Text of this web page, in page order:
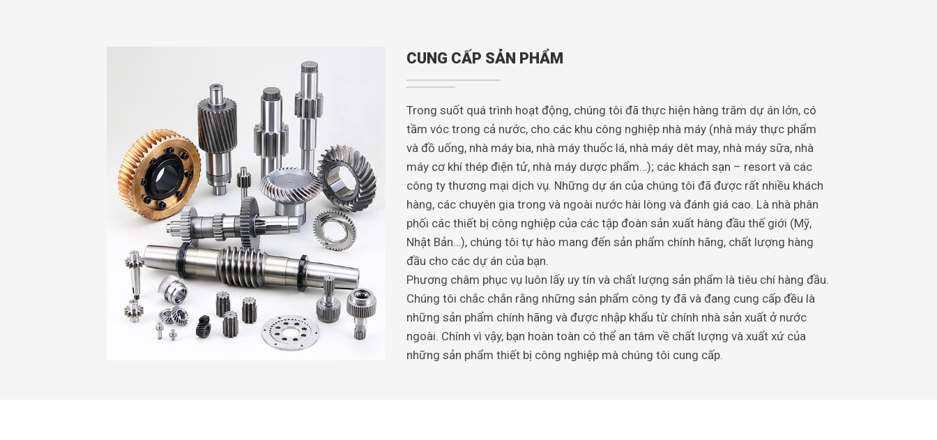
CUNG CẤP SẢN PHẨM
Trong suốt quá trình hoạt động, chúng tôi đã thực hiện hàng trăm dự án lớn, có
tầm vóc trong cả nước, cho các khu công nghiệp nhà máy (nhà máy thực phẩm
và đồ uống, nhà máy bia, nhà máy thuốc lá, nhà máy dêt may, nhà máy sữa, nhà
máy cơ khí thép điện tử, nhà máy dược phẩm…); các khách sạn – resort và các
công ty thương mại dịch vụ. Những dự án của chúng tôi đã được rất nhiều khách
hàng, các chuyên gia trong và ngoài nước hài lòng và đánh giá cao. Là nhà phân
phối các thiết bị công nghiệp của các tập đoàn sản xuất hàng đầu thế giới (Mỹ,
Nhật Bản…), chúng tôi tự hào mang đến sản phẩm chính hãng, chất lượng hàng
đầu cho các dự án của bạn.
Phương châm phục vụ luôn lấy uy tín và chất lượng sản phẩm là tiêu chí hàng đầu.
Chúng tôi chắc chắn rằng những sản phẩm công ty đã và đang cung cấp đều là
những sản phẩm chính hãng và được nhập khẩu từ chính nhà sản xuất ở nước
ngoài. Chính vì vậy, bạn hoàn toàn có thể an tâm về chất lượng và xuất xứ của
những sản phẩm thiết bị công nghiệp mà chúng tôi cung cấp.